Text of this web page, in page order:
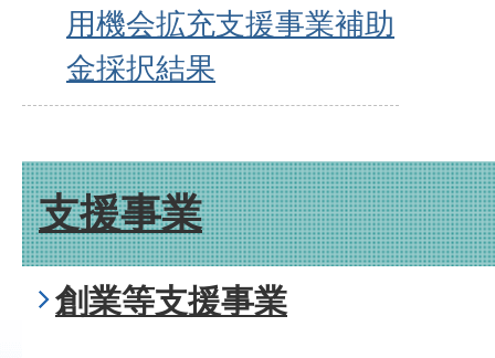
用機会拡充支援事業補助
金採択結果
支援事業
創業等支援事業